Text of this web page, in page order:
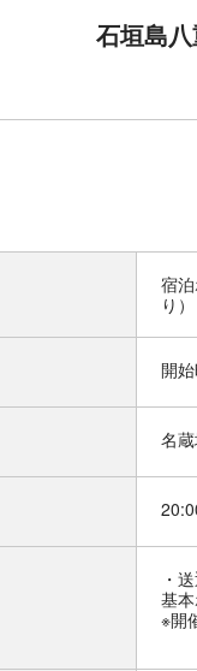
石垣島
宿
り）
開
名
基
※開